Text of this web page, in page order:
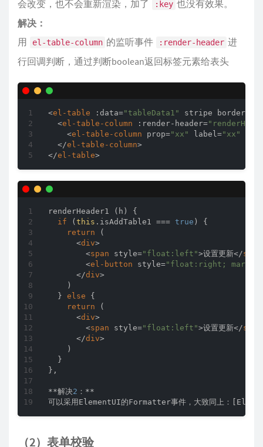
会改变，也不会重新渲染，加了 :key 也没有效果。
解决：
用
el-table-column 的监听事件 :render-header 进
行回调判断，通过判断boolean返回标签元素给表头
<el-table :data="tableData1" stripe border
<el-table-column :render-header=
<el-table-column prop="xx" label ="xx"
</el-table-column>
</el-table>
renderHeader1 (h) {
if ( this .isAddTable1 === true ) {
return (
<div>
<span style="float:left">设置更新</span
<el-button style="float:right;
</div>
    )
  }
else {
return (
<div>
<span style="float:left">设置更新</span
</div>
    )
  }
},
**解决2 ：**
可以采用ElementUI的Formatter事件，大致同上：
（2）表单校验